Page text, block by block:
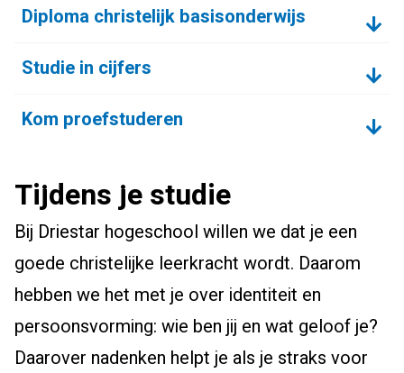
Diploma christelijk basisonderwijs
Studie in cijfers
Kom proefstuderen
Tijdens je studie
Bij Driestar hogeschool willen we dat je een
goede christelijke leerkracht wordt. Daarom
hebben we het met je over identiteit en
persoonsvorming: wie ben jij en wat geloof je?
Daarover nadenken helpt je als je straks voor